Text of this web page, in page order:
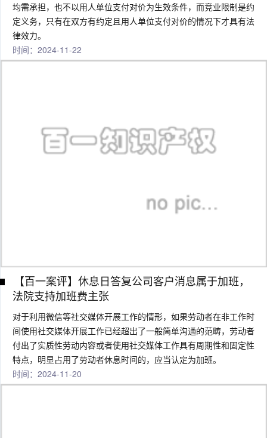
均需承担，也不以用人单位支付对价为生效条件，而竞业限制是约
定义务，只有在双方有约定且用人单位支付对价的情况下才具有法
律效力。
时间：2024-11-22
【百一案评】休息日答复公司客户消息属于加班，
法院支持加班费主张
对于利用微信等社交媒体开展工作的情形，如果劳动者在非工作时
间使用社交媒体开展工作已经超出了一般简单沟通的范畴，劳动者
付出了实质性劳动内容或者使用社交媒体工作具有周期性和固定性
特点，明显占用了劳动者休息时间的，应当认定为加班。
时间：2024-11-20